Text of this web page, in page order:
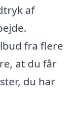
af
fra flere
at du får
du har